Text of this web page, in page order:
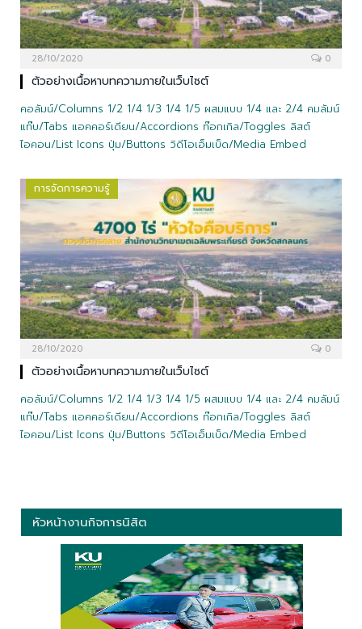
28/10/2020 0
ตัวอย่างเนื้อหาบทความภายในเว็บไซต์
คอลัมน์/Columns 1/2 1/4 1/3 1/4 1/5 ผสมแบบ 1/4 และ 2/4 คมลัมน์
แท๊บ/Tabs แอคคอร์เดียน/Accordions ท๊อกเกิล/Toggles ลิสต์
ไอคอน/List Icons ปุ่ม/Buttons วิดีโอเอ็มเบ็ด/Media Embed
การจัดการความรู้
28/10/2020 0
ตัวอย่างเนื้อหาบทความภายในเว็บไซต์
คอลัมน์/Columns 1/2 1/4 1/3 1/4 1/5 ผสมแบบ 1/4 และ 2/4 คมลัมน์
แท๊บ/Tabs แอคคอร์เดียน/Accordions ท๊อกเกิล/Toggles ลิสต์
ไอคอน/List Icons ปุ่ม/Buttons วิดีโอเอ็มเบ็ด/Media Embed
หัวหน้างานกิจการนิสิต